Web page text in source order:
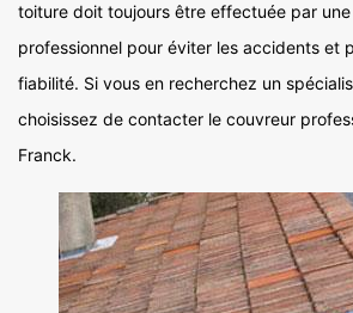
toiture doit toujours être effectuée par
professionnel pour éviter les accidents et
fiabilité. Si vous en recherchez un
choisissez de contacter le couvreur
Franck.